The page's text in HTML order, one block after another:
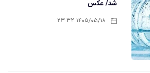
شد/ عکس
۱۴۰۵/۰۵/۱۸ ۲۳:۳۲